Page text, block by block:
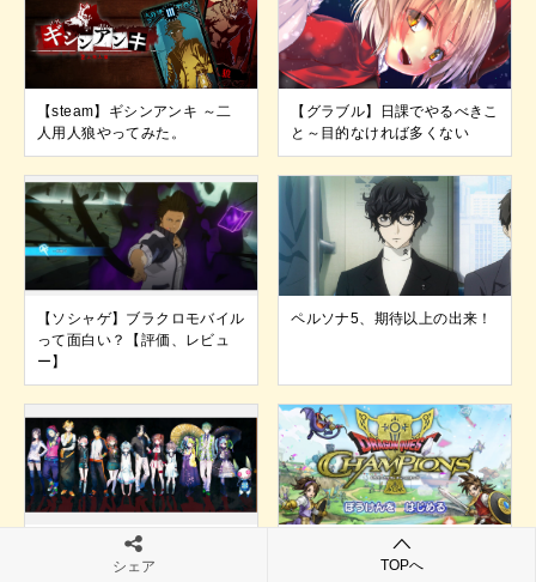
【steam】ギシンアンキ ～二
人用人狼やってみた。
【グラブル】日課でやるべきこ
と～目的なければ多くない
【ソシャゲ】ブラクロモバイル
って面白い？【評価、レビュ
ー】
ペルソナ5、期待以上の出来！
PS Vita 追放選挙、エンディン
グまで通してみた感想
【ソシャゲ】ドラクエチャンプ
って面白い？【評価、レビュ
シェア TOPへ